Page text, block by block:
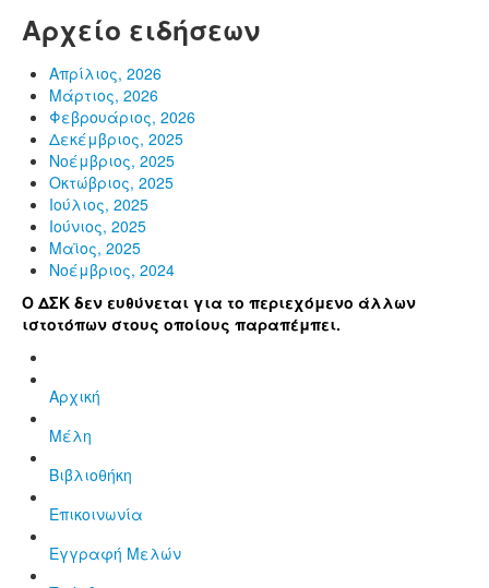
Αρχείο ειδήσεων
Απρίλιος, 2026
Μάρτιος, 2026
Φεβρουάριος, 2026
Δεκέμβριος, 2025
Νοέμβριος, 2025
Οκτώβριος, 2025
Ιούλιος, 2025
Ιούνιος, 2025
Μαϊος, 2025
Νοέμβριος, 2024
Ο ΔΣΚ δεν ευθύνεται για το περιεχόμενο άλλων
ιστοτόπων στους οποίους παραπέμπει.
Αρχική
Μέλη
Βιβλιοθήκη
Επικοινωνία
Εγγραφή Μελών